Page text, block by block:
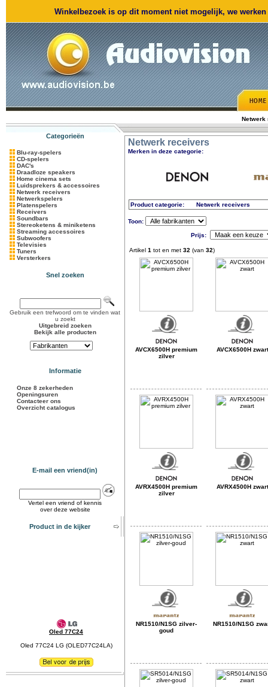
Winkelbezoek is op dit moment niet mogelijk, we
Netwerk
Categorieën
Blu-ray-spelers
CD-spelers
DAC's
Draadloze speakers
Home cinema sets
Luidsprekers & accessoires
Netwerk receivers
Netwerkspelers
Platenspelers
Receivers
Soundbars
Stereoketens & miniketens
Streaming accessoires
Subwoofers
Televisies
Tuners
Versterkers
Snel zoeken
Gebruik een trefwoord om te vinden wat
u zoekt
Uitgebreid zoeken
Bekijk alle producten
Informatie
Onze 8 zekerheden
Openingsuren
Contacteer ons
Overzicht catalogus
E-mail een vriend(in)
Vertel een vriend of kennis
over deze website
Product in de kijker
Oled 77C24
Oled 77C24 LG (OLED77C24LA)
Netwerk receivers
Merken in deze categorie:
Product categorie: Netwerk receivers
Toon:
Prijs:
Artikel 1 tot en met 32 (van 32)
AVCX6500H premium
zilver
AVCX6500H zwart
AVRX4500H premium
zilver
AVRX4500H zwart
NR1510/N1SG zilver-
goud
NR1510/N1SG